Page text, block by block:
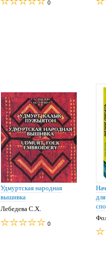
0
Удмуртская народная
вышивка
Лебедева С.Х.
0